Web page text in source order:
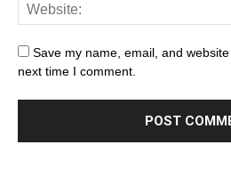
Save my name, email, and
next time I comment.